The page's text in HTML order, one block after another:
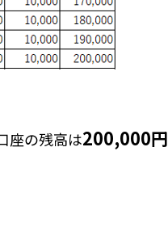
座の残高は200,000円